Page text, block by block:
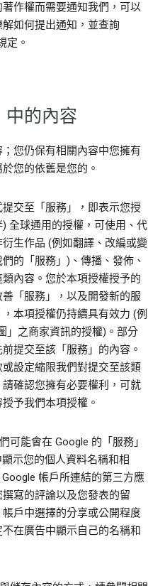
作權而需要通知我們，可以
解如何提出通知，並查詢
定。
中的內容
您仍保有相關內容中您擁有
您的依舊是您的。
交至「服務」，即表示您授
全球通用的授權，可使用、代
生作品 (例如翻譯、改編或變
的「服務」)、傳播、發佈、
內容。您於本項授權授予的
「服務」，以及開發新的服
本項授權仍持續具有效力 (例
」之商家資訊的授權)。部分
提交至該「服務」的內容。
設定縮限我們對提交至該類
請確認您擁有必要權利，可就
予我們本項授權。
可能會在 Google 的「服務」
示您的個人資料名稱和相
帳戶所連結的第三方應
寫的評論以及您發表的留
戶中選擇的分享或公開程度
在廣告中顯示自己的名稱和